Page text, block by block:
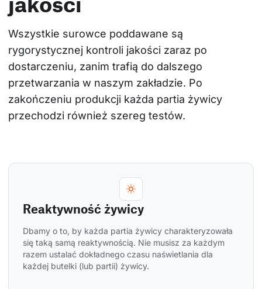
Wszystkie surowce poddawane są
rygorystycznej kontroli jakości zaraz po
dostarczeniu, zanim trafią do dalszego
przetwarzania w naszym zakładzie. Po
zakończeniu produkcji każda partia żywicy
przechodzi również szereg testów.
Reaktywność żywicy
Dbamy o to, by każda partia żywicy charakteryzowała
się taką samą reaktywnością. Nie musisz za każdym
razem ustalać dokładnego czasu naświetlania dla
każdej butelki (lub partii) żywicy.